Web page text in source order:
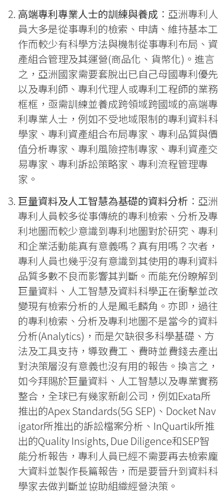
高端專利專業人士的訓練與養成 ：亞洲專利人
員大多是從事專利的檢索、申請、維持基本工
作而較少有科學方法與機制從事專利布局、資
產組合管理及其運營(商品化、貨幣化)。進言
之，亞洲國家需要套脫出已自己母國專利優先
以及專利師、專利代理人或專利工程師的業務
框框，亟需訓練並養成跨領域跨國域的高端專
利專業人士，例如不受地域限制的專利資料科
學家、專利資產組合布局專家、專利品質與價
值分析專家、專利風險控制專家、專利資產交
易專家、專利訴訟策略家、專利流程管理專
家。
巨量資料及人工智慧為基礎的資料分析 ：亞洲
專利人員較多從事傳統的專利檢索、分析及專
利地圖而較少意識到專利地圖對於研究、專利
和企業活動能真有意義嗎？真有用嗎？次者，
專利人員也幾乎沒有意識到其使用的專利資料
品質多數不良而影響其判斷。而能充份瞭解到
巨量資料、人工智慧及資料科學正在衝擊並改
變現有檢索分析的人是鳳毛麟角。亦即，過往
的專利檢索、分析及專利地圖不是當今的資料
分析(Analytics)，而是欠缺很多科學基礎、方
法及工具支持，導致費工、費時並費錢去產出
對決策層沒有意義也沒有用的報告。換言之，
如今拜賜於巨量資料、人工智慧以及專業實務
整合，全球已有幾家新創公司，例如Exata所
推出的Apex Standards(5G SEP)、Docket Nav
igator所推出的訴訟檔案分析、InQuartik所推
出的Quality Insights, Due Diligence和SEP智
能分析報告，專利人員已經不需要再去檢索龐
大資料並製作長篇報告，而是要晉升到資料科
學家去做判斷並協助組織經營決策。